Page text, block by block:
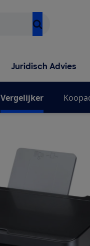
Juridisch Advies
Vergelijker